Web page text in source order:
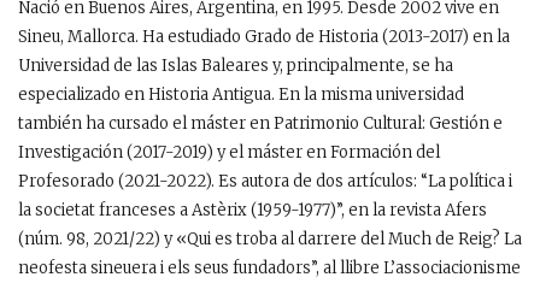
Nació en Buenos Aires, Argentina, en 1995. Desde 2002 vive en
Sineu, Mallorca. Ha estudiado Grado de Historia (2013-2017) en la
Universidad de las Islas Baleares y, principalmente, se ha
especializado en Historia Antigua. En la misma universidad
también ha cursado el máster en Patrimonio Cultural: Gestión e
Investigación (2017-2019) y el máster en Formación del
Profesorado (2021-2022). Es autora de dos artículos: “La política i
la societat franceses a Astèrix (1959-1977)”, en la revista Afers
(núm. 98, 2021/22) y «Qui es troba al darrere del Much de Reig? La
neofesta sineuera i els seus fundadors”, al llibre L’associacionisme